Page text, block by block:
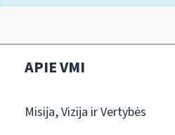
APIE VMI
Misija, Vizija ir Vertybės